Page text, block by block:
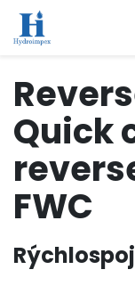
Přejít na obsah
Quick
FWC